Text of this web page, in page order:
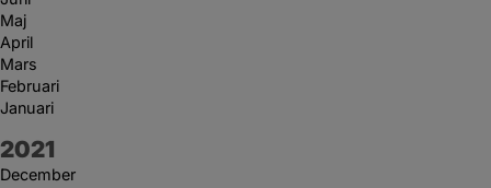
Maj
April
Mars
Februari
Januari
År:
2021
December